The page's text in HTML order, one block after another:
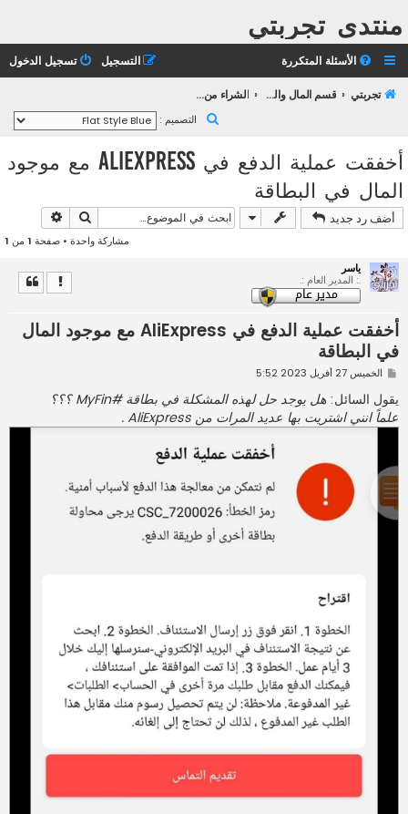
منتدى تجربتي
الأسئلة المتكررة تسجيل الدخول التسجيل
تجربتي قسم المال والأعمال الشراء من الأنترنت
التصميم :
ث
أخفقت عملية الدفع في AliExpress مع موجود
المال في البطاقة
أضف رد جديد بحث
مشاركة واحدة • صفحة 1 من 1
ياسر
.: المدير العام :.
أخفقت عملية الدفع في AliExpress مع موجود المال
في البطاقة
م
ر
ك
ة
الخميس 27 أفريل 2023 5:52
يقول السائل: هل يوجد حل لهذه المشكلة في بطاقة #MyFin ؟؟؟
علماً انني اشتريت بها عديد المرات من AliExpress .